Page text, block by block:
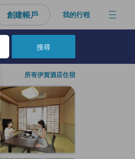
創建帳戶 我的行程
住日期將會選取。請重覆相同步驟以選
搜尋
所有伊賀酒店住宿